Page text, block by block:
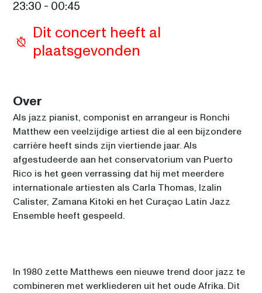
23:30 - 00:45
Dit concert heeft al
plaatsgevonden
Over
Als jazz pianist, componist en arrangeur is Ronchi
Matthew een veelzijdige artiest die al een bijzondere
carrière heeft sinds zijn viertiende jaar. Als
afgestudeerde aan het conservatorium van Puerto
Rico is het geen verrassing dat hij met meerdere
internationale artiesten als Carla Thomas, Izalin
Calister, Zamana Kitoki en het Curaçao Latin Jazz
Ensemble heeft gespeeld.
In 1980 zette Matthews een nieuwe trend door jazz te
combineren met werkliederen uit het oude Afrika. Dit